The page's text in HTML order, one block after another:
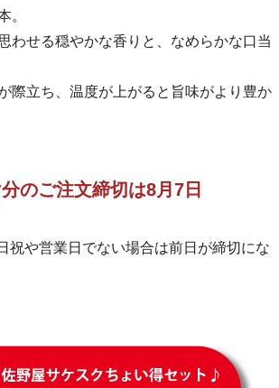
。
わせる穏やかな香りと、なめらかな口当
際立ち、温度が上がると旨味がより豊か
のご注文締切は8月7日
祝や営業日でない場合は前日が締切にな